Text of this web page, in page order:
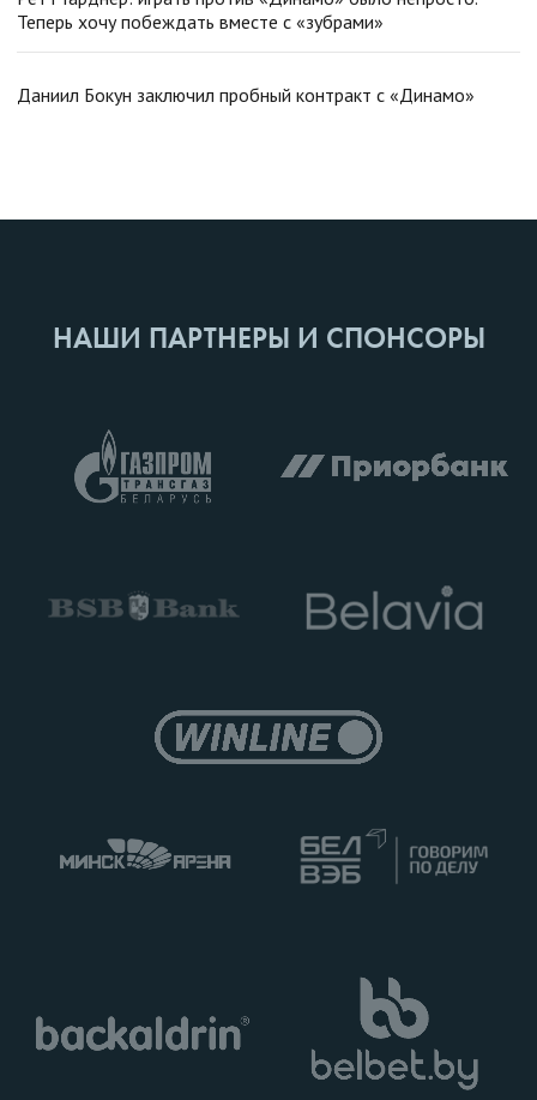
Теперь хочу побеждать вместе с «зубрами»
Даниил Бокун заключил пробный контракт с «Динамо»
НАШИ ПАРТНЕРЫ И СПОНСОРЫ